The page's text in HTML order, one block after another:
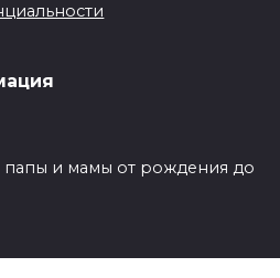
папы и мамы от рождения до